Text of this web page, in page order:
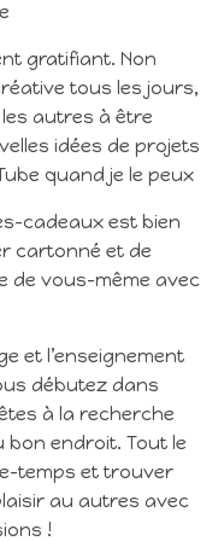
gratifiant. Non
tous les jours,
les autres à être
idées de projets
quand je le peux
cadeaux est bien
cartonné et de
de vous-même avec
et l’enseignement
débutez dans
à la recherche
bon endroit. Tout le
temps et trouver
au autres avec
!